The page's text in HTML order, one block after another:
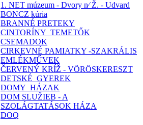
1. NET múzeum - Dvory n⁄ Ž. - Udvard
BONCZ kúria
BRANNÉ PRETEKY
CINTORÍNY_TEMETŐK
CSEMADOK
CIRKEVNÉ PAMIATKY -SZAKRÁLIS
EMLÉKMŰVEK
ČERVENÝ KRÍŽ - VÖRÖSKERESZT
DETSKÉ_GYEREK
DOMY_HÁZAK
DOM SLUŽIEB - A
SZOLÁGTATÁSOK HÁZA
DOQ